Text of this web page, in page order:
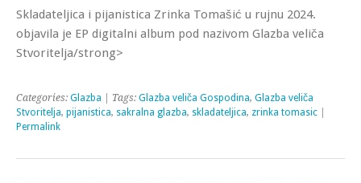
Skladateljica i pijanistica Zrinka Tomašić u rujnu 2024.
objavila je EP digitalni album pod nazivom Glazba veliča
Stvoritelja/strong>
Categories: Glazba | Tags: Glazba veliča Gospodina, Glazba veliča
Stvoritelja, pijanistica, sakralna glazba, skladateljica, zrinka tomasic
Permalink